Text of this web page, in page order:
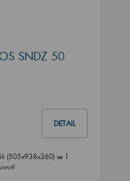
SNDZ 50
DETAIL
(505x938x360) se 1